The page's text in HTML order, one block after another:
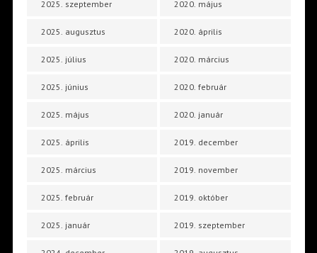
2025. szeptember
2025. augusztus
2025. július
2025. június
2025. május
2025. április
2025. március
2025. február
2025. január
2020. május
2020. április
2020. március
2020. február
2020. január
2019. december
2019. november
2019. október
2019. szeptember